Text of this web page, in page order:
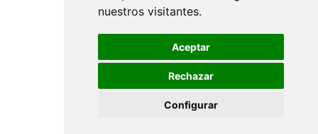
nuestros visitantes.
Aceptar
Rechazar
Configurar